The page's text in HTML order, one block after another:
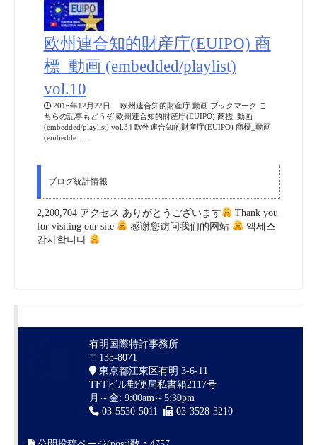
欧州連合知的財産庁(EUIPO) 商
標_動画 (embedded/playlist)
vol.10
2016年12月22日 欧州連合知的財産庁 動画 ブックマーク こ
ちらの記事もどうぞ 欧州連合知的財産庁(EUIPO) 商標_動画
(embedded/playlist) vol.34 欧州連合知的財産庁(EUIPO) 商標_動画
(embedde …
ブログ統計情報
2,200,704 アクセス ありがとうございます
Thank you
for visiting our site
感谢您访问我们的网站
액세스
감사합니다
有明国際特許事務所
〒135-8071
東京都江東区有明 3-6-11
TFTビル郵便局私書箱2117号
月～金: 9:00am～5:30pm
03-5530-5011
03-3528-3210